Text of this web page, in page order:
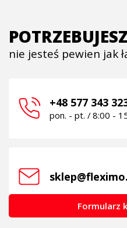
nie jesteś pewien jak
+48 577 343
pon. - pt. / 8:00 -
Formularz